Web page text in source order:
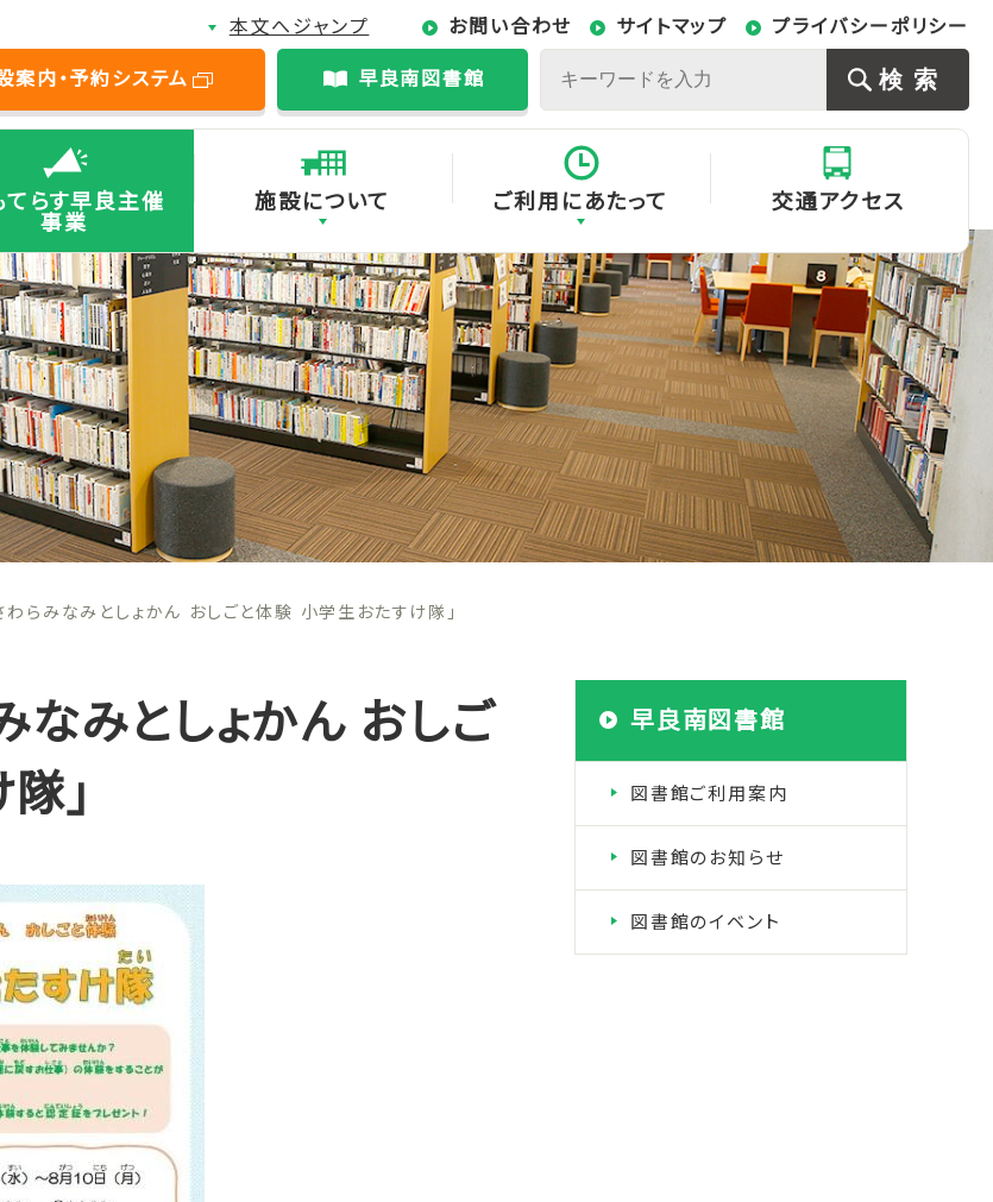
本文へジャンプ お問い合わせ サイトマップ プライバシーポリシー
案内・予約システム 早良南図書館
てらす早良主催
事業
施設について ご利用にあたって 交通アクセス
わらみなみとしょかん おしごと体験 小学生おたすけ隊」
なみとしょかん おしご
」
早良南図書館
図書館ご利用案内
図書館のお知らせ
図書館のイベント